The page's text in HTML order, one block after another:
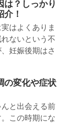
は？しっかり
！
はよくありま
ないという不
妊娠後期はさ
の変化や症状
と出会える前
この時期にな